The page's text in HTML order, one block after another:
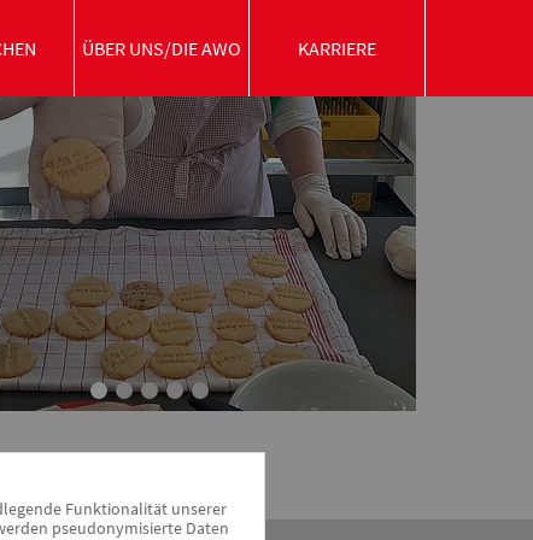
ÜBER UNS/DIE AWO KARRIERE
Funktionalität unserer
pseudonymisierte Daten